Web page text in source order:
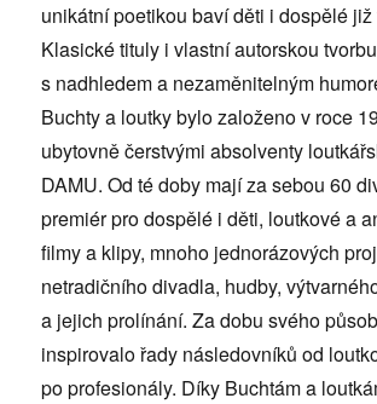
unikátní poetikou baví děti i dospělé již
Klasické tituly i vlastní autorskou
s nadhledem a nezaměnitelným
Buchty a loutky bylo založeno v roce
ubytovně čerstvými absolventy
DAMU. Od té doby mají za sebou 60
premiér pro dospělé i děti, loutkové a
filmy a klipy, mnoho jednorázových
netradičního divadla, hudby,
a jejich prolínání. Za dobu svého
inspirovalo řady následovníků od
po profesionály. Díky Buchtám a